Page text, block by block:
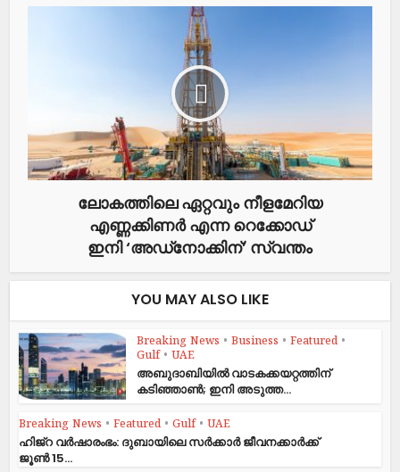
ലോകത്തിലെ ഏറ്റവും നീളമേറിയ
എണ്ണക്കിണര്‍ എന്ന റെക്കോഡ്
ഇനി ‘അഡ്‌നോക്കിന്’ സ്വന്തം
YOU MAY ALSO LIKE
Breaking News • Business • Featured •
Gulf • UAE
അബുദാബിയിൽ വാടകക്കയറ്റത്തിന്
കടിഞ്ഞാൺ; ഇനി അടുത്ത...
Breaking News • Featured • Gulf • UAE
ഹിജ്‌റ വർഷാരംഭം: ദുബായിലെ സർക്കാർ ജീവനക്കാർക്ക്
ജൂൺ 15...